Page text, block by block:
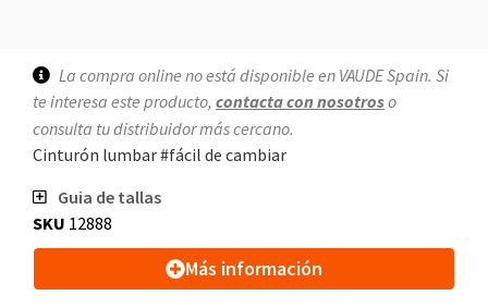
La compra online no está disponible en VAUDE Spain. Si
te interesa este producto, contacta con nosotroso
consulta tu distribuidor más cercano.
Cinturón lumbar #fácil de cambiar
Guia de tallas
SKU 12888
Más información